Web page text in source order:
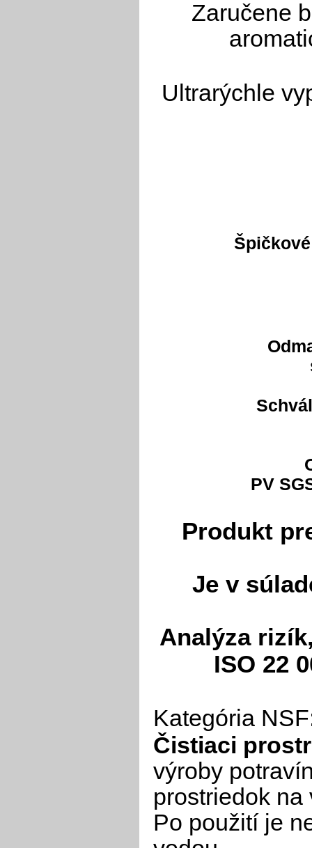
Zaručene
Ultrarýchle
PV
Produkt
Je v
Analýza
ISO 22
Kategória
Čistiaci
výroby
prostriedok na
Po použití je